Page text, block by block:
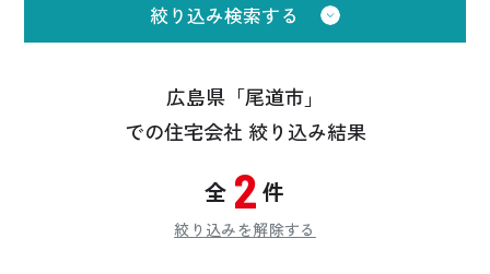
絞り込み検索する
広島県「尾道市」
での住宅会社 絞り込み結果
全 2 件
絞り込みを解除する